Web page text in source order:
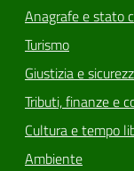
Anagrafe e stato
Turismo
Giustizia e
Tributi, finanze e
Cultura e tempo
Ambiente